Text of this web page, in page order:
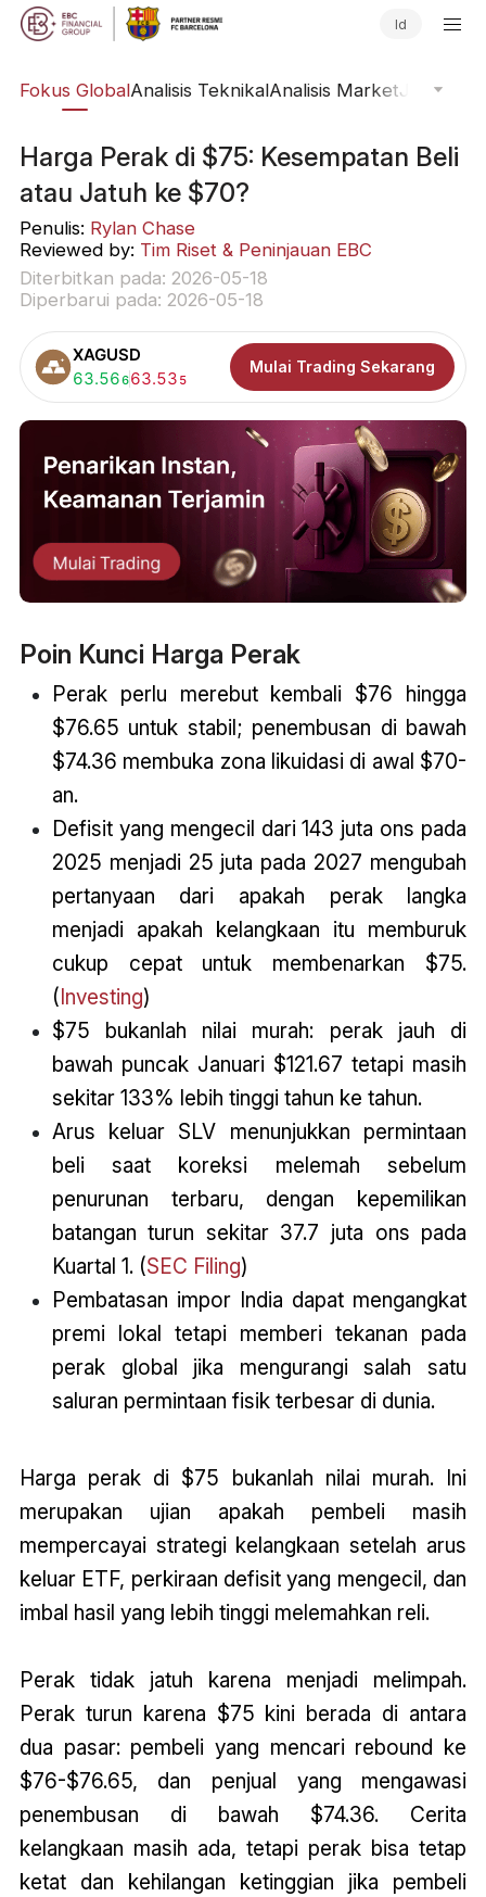
Id
Fokus GlobalAnalisis TeknikalAnalisis MarketJurnal
Harga Perak di $75: Kesempatan Beli
atau Jatuh ke $70?
Penulis: Rylan Chase
Reviewed by: Tim Riset & Peninjauan EBC
Diterbitkan pada: 2026-05-18
Diperbarui pada: 2026-05-18
XAGUSD
Beli:
63.566Jual:
63.53 5
Mulai Trading Sekarang
Poin Kunci Harga Perak
Perak perlu merebut kembali $76 hingga
$76.65 untuk stabil; penembusan di bawah
$74.36 membuka zona likuidasi di awal $70-
an.
Defisit yang mengecil dari 143 juta ons pada
2025 menjadi 25 juta pada 2027 mengubah
pertanyaan dari apakah perak langka
menjadi apakah kelangkaan itu memburuk
cukup cepat untuk membenarkan $75.
( Investing)
$75 bukanlah nilai murah: perak jauh di
bawah puncak Januari $121.67 tetapi masih
sekitar 133% lebih tinggi tahun ke tahun.
Arus keluar SLV menunjukkan permintaan
beli saat koreksi melemah sebelum
penurunan terbaru, dengan kepemilikan
batangan turun sekitar 37.7 juta ons pada
Kuartal 1. (SEC Filing)
Pembatasan impor India dapat mengangkat
premi lokal tetapi memberi tekanan pada
perak global jika mengurangi salah satu
saluran permintaan fisik terbesar di dunia.
Harga perak di $75 bukanlah nilai murah. Ini
merupakan ujian apakah pembeli masih
mempercayai strategi kelangkaan setelah arus
keluar ETF, perkiraan defisit yang mengecil, dan
imbal hasil yang lebih tinggi melemahkan reli.
Perak tidak jatuh karena menjadi melimpah.
Perak turun karena $75 kini berada di antara
dua pasar: pembeli yang mencari rebound ke
$76-$76.65, dan penjual yang mengawasi
penembusan di bawah $74.36. Cerita
kelangkaan masih ada, tetapi perak bisa tetap
ketat dan kehilangan ketinggian jika pembeli